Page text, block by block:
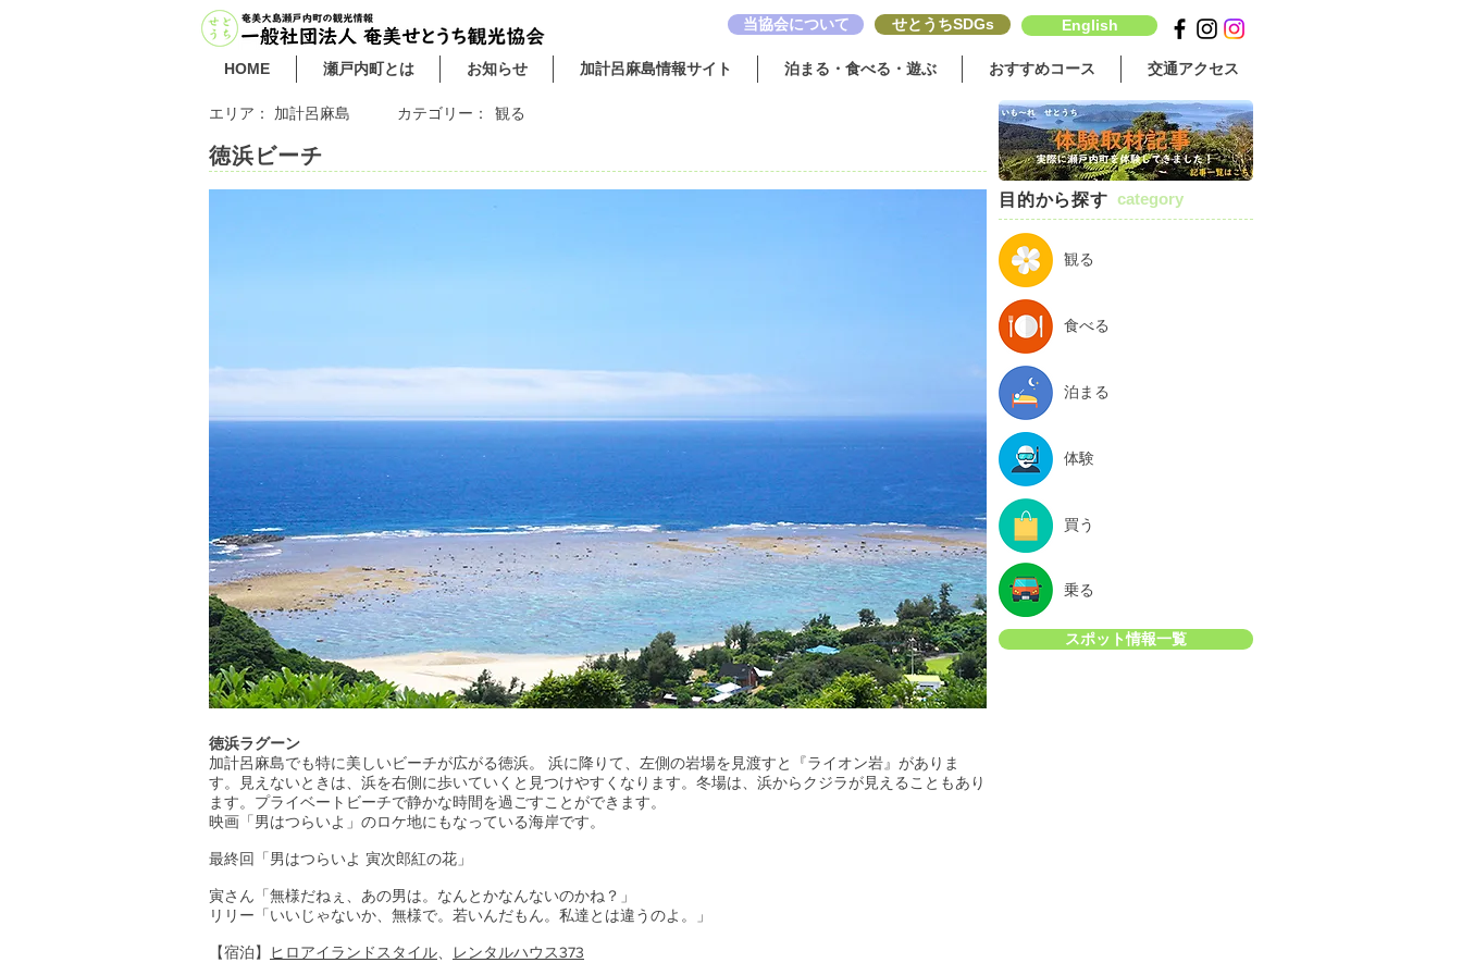
当協会について せとうちSDGs English
HOME 瀬戸内町とは お知らせ 加計呂麻島情報サイト 泊まる・食べる・遊ぶ おすすめコース 交通アクセス
エリア： 加計呂麻島 カテゴリー： 観る
徳浜ビーチ
目的から探す category
観る
食べる
泊まる
体験
買う
乗る
スポット情報一覧
徳浜ラグーン
加計呂麻島でも特に美しいビーチが広がる徳浜。 浜に降りて、左側の岩場を見渡すと『ライオン岩』がありま
す。見えないときは、浜を右側に歩いていくと見つけやすくなります。冬場は、浜からクジラが見えることもあり
ます。プライベートビーチで静かな時間を過ごすことができます。
映画「男はつらいよ」のロケ地にもなっている海岸です。
最終回「男はつらいよ 寅次郎紅の花」
寅さん「無様だねぇ、あの男は。なんとかなんないのかね？」
リリー「いいじゃないか、無様で。若いんだもん。私達とは違うのよ。」
【宿泊】 ヒロアイランドスタイル レンタルハウス373